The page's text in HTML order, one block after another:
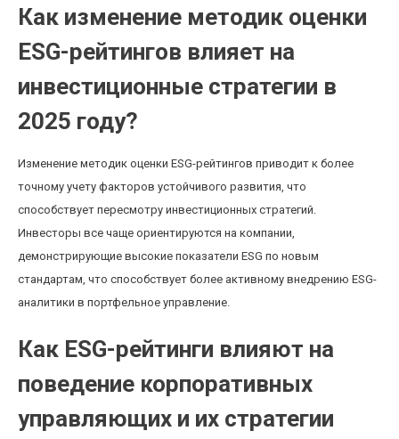
Как изменение методик оценки
ESG-рейтингов влияет на
инвестиционные стратегии в
2025 году?
Изменение методик оценки ESG-рейтингов приводит к более
точному учету факторов устойчивого развития, что
способствует пересмотру инвестиционных стратегий.
Инвесторы все чаще ориентируются на компании,
демонстрирующие высокие показатели ESG по новым
стандартам, что способствует более активному внедрению ESG-
аналитики в портфельное управление.
Как ESG-рейтинги влияют на
поведение корпоративных
управляющих и их стратегии